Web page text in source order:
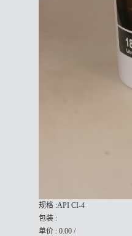
规格 :API CI-4
包装 :
单价 : 0.00 /